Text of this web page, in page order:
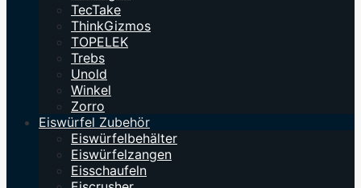
TecTake
ThinkGizmos
TOPELEK
Trebs
Unold
Winkel
Zorro
Eiswürfel Zubehör
Eiswürfelbehälter
Eiswürfelzangen
Eisschaufeln